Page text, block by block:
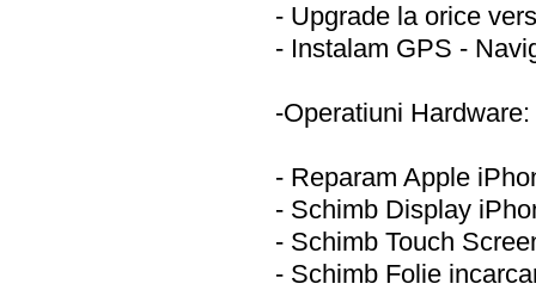
- Upgrade la orice
- Instalam GPS -
-Operatiuni Hardware:
- Reparam Apple
- Schimb Display
- Schimb Touch
- Schimb Folie